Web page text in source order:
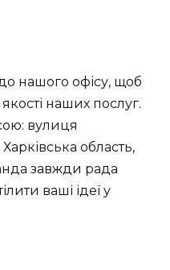
нашого офісу, щоб
наших послуг.
вулиця
область,
завжди рада
ваші ідеї у